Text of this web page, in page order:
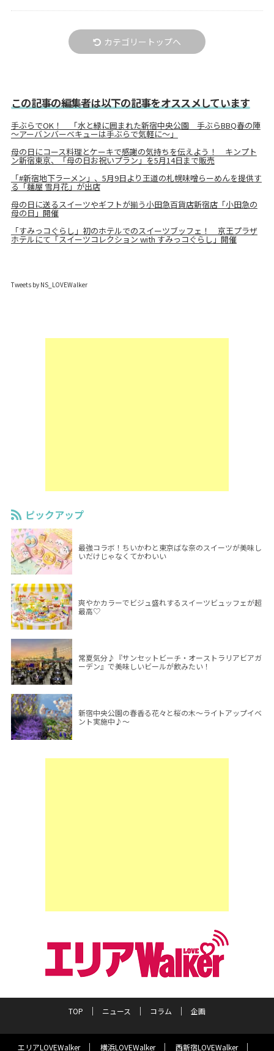
カテゴリートップへ
この記事の編集者は以下の記事をオススメしています
手ぶらでOK！ 「水と緑に囲まれた新宿中央公園 手ぶらBBQ春の陣
～アーバンバーベキューは手ぶらで気軽に～」
母の日にコース料理とケーキで感謝の気持ちを伝えよう！ キンプト
ン新宿東京、「母の日お祝いプラン」を5月14日まで販売
「#新宿地下ラーメン」、5月9日より王道の札幌味噌らーめんを提供す
る「麺屋 雪月花」が出店
母の日に送るスイーツやギフトが揃う小田急百貨店新宿店「小田急の
母の日」開催
「すみっコぐらし」初のホテルでのスイーツブッフェ！ 京王プラザ
ホテルにて「スイーツコレクション with すみっコぐらし」開催
Tweets by NS_LOVEWalker
ピックアップ
最強コラボ！ちいかわと東京ばな奈のスイーツが美味し
いだけじゃなくてかわいい
爽やかカラーでビジュ盛れするスイーツビュッフェが超
最高♡
常夏気分♪『サンセットビーチ・オーストラリアビアガ
ーデン』で美味しいビールが飲みたい！
新宿中央公園の春香る花々と桜の木～ライトアップイベ
ント実施中♪～
TOP ニュース コラム 企画
エリアLOVEWalker 横浜LOVEWalker 西新宿LOVEWalker